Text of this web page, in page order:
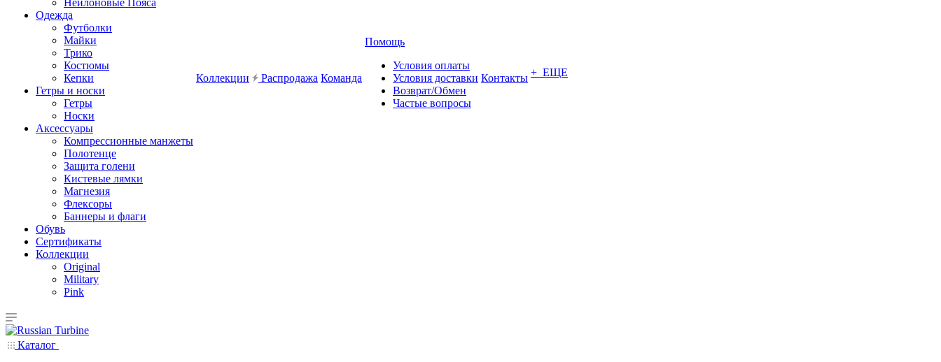
Нейлоновые Пояса
Одежда
Футболки
Майки
Трико
Костюмы
Кепки
Гетры и носки
Гетры
Носки
Аксессуары
Компрессионные манжеты
Полотенце
Защита голени
Кистевые лямки
Магнезия
Флексоры
Баннеры и флаги
Обувь
Сертификаты
Коллекции
Original
Military
Pink
Коллекции Распродажа Команда
Помощь
Условия оплаты
Условия доставки
Возврат/Обмен
Частые вопросы
Контакты + ЕЩЕ
Каталог